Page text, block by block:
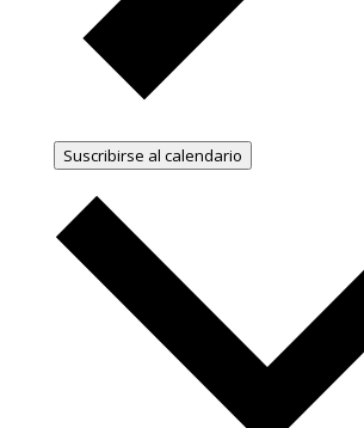
Suscribirse al calendario